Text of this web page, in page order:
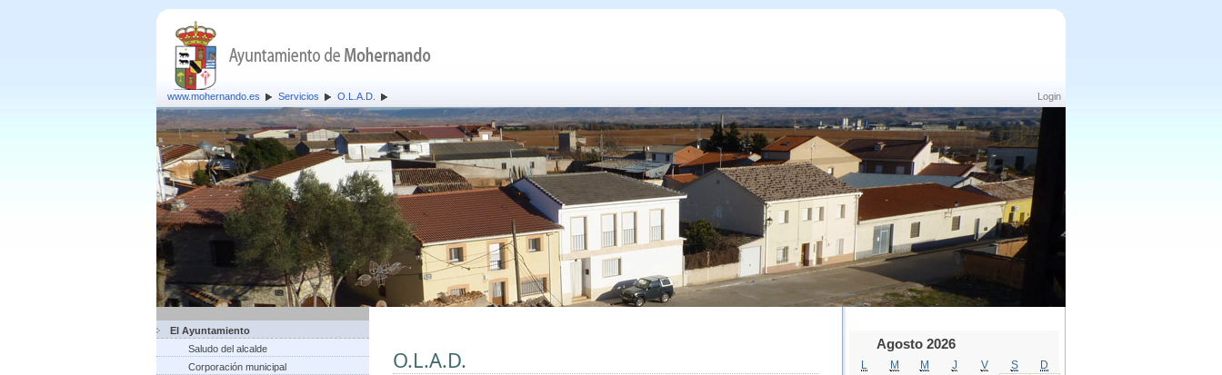
Login
www.mohernando.es Servicios O.L.A.D.
El Ayuntamiento
Saludo del alcalde
Corporación municipal
O.L.A.D.
Agosto 2026
M M J V S
D